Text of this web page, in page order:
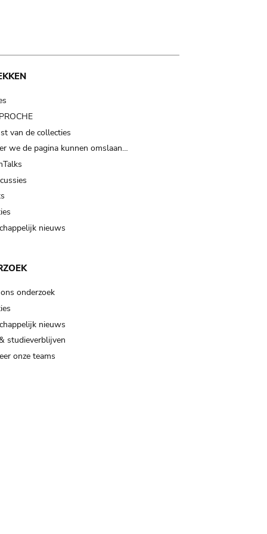
van de collecties
we de pagina kunnen omslaan…
nieuws
onderzoek
nieuws
studieverblijven
onze teams